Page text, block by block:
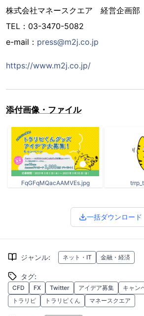
株式会社マネースクエア 経営企
TEL：03-3470-5082
e-mail： press@m2j.co.jp
https://www.m2j.co.jp/
添付画像・ファイル
FqGFqMQacAAMVEs.jpg
一括ダウンロード
ジャンル: ネット・IT 金融・経済
タグ:
CFD FX Twitter アイデア募集 キャン
トラリピ
トラリピくん マネースクエア